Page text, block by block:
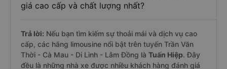
giá cao cấp và chất lượng nhất?
Trả lời: Nếu bạn tìm kiếm sự thoải mái và dịch vụ cao
cấp, các hãng limousine nổi bật trên tuyến Trần Văn
Thời - Cà Mau - Di Linh - Lâm Đồng là Tuấn Hiệp. Đây
đều là những nhà xe được nhiều khách hàng đánh giá